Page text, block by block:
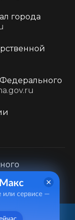
города
или сервисе —